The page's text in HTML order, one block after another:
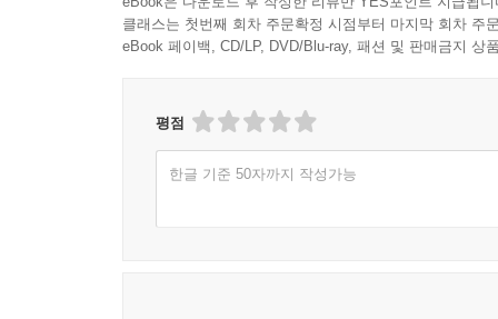
채소_무피클
채소_고추장아찌
채소_마늘장아찌
버섯_미니새송이장아찌
해산물_새우장
클래스는 첫번째 회차 주문확정 시점부터 마지막 회차 주
eBook 페이백, CD/LP, DVD/Blu-ray, 패션 및 판매금지 상
평점
한글 기준 50자까지 작성가능